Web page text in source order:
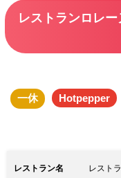
レストランロレ
一休 Hotpepper
レストラン名
レスト